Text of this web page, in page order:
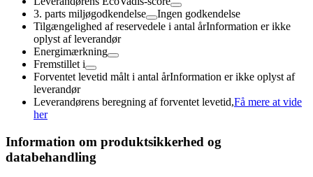
3. parts miljøgodkendelse
Ingen godkendelse
Tilgængelighed af reservedele i antal årInformation er ikke
oplyst af leverandør
Energimærkning
Fremstillet i
Forventet levetid målt i antal årInformation er ikke oplyst af
leverandør
Leverandørens beregning af forventet levetid,Få mere at vide
her
Information om produktsikkerhed og
databehandling